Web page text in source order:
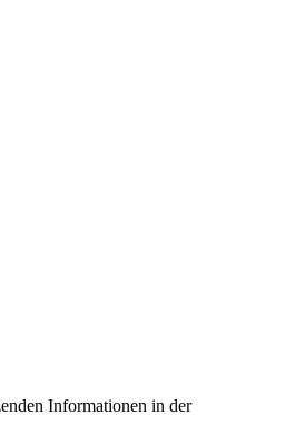
Informationen in der